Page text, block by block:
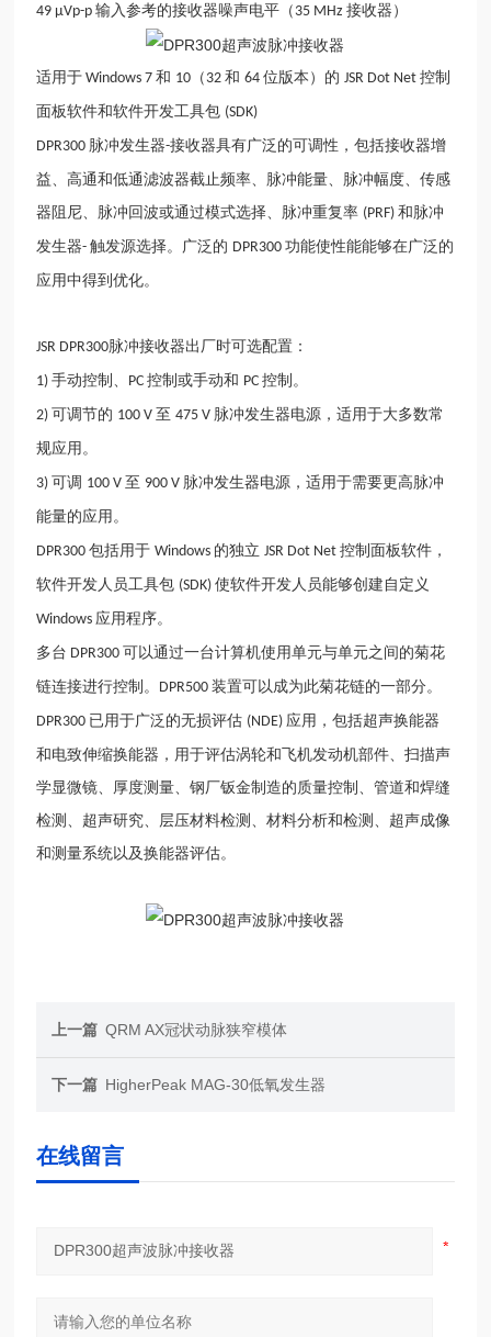
49 µVp-p输入参考的接收器噪声电平（ 35 MHz接收器）
适用于 Windows 7和 10 （ 32和64位版本）的 JSR Dot Net控制
面板软件和软件开发工具包 (SDK)
DPR300 脉冲发生器-接收器具有广泛的可调性，包括接收器增
益、高通和低通滤波器截止频率、脉冲能量、脉冲幅度、传感
器阻尼、脉冲回波或通过模式选择、脉冲重复率 (PRF)和脉冲
发生器-触发源选择。广泛的 DPR300功能使性能能够在广泛的
应用中得到优化。
JSR DPR300脉冲接收器出厂时可选配置：
1)手动控制、 PC控制或手动和 PC控制。
2)可调节的 100 V 至475 V 脉冲发生器电源，适用于大多数常
规应用。
3)可调 100 V 至 900 V 脉冲发生器电源，适用于需要更高脉冲
能量的应用。
DPR300包括用于Windows 的独立 JSR Dot Net控制面板软件，
软件开发人员工具包 (SDK)使软件开发人员能够创建自定义
Windows 应用程序。
多台 DPR300可以通过一台计算机使用单元与单元之间的菊花
链连接进行控制。 DPR500装置可以成为此菊花链的一部分。
DPR300 已用于广泛的无损评估 (NDE) 应用，包括超声换能器
和电致伸缩换能器，用于评估涡轮和飞机发动机部件、扫描声
学显微镜、厚度测量、钢厂钣金制造的质量控制、管道和焊缝
检测、超声研究、层压材料检测、材料分析和检测、超声成像
和测量系统以及换能器评估。
上一篇 QRM AX冠状动脉狭窄模体
下一篇 HigherPeak MAG-30低氧发生器
在线留言